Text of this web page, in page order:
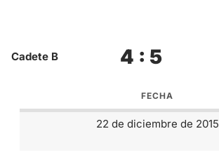
Cadete B 4 : 5
FECHA
22 de diciembre de 2015